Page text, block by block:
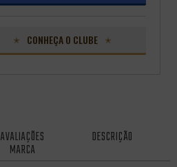
CONHEÇA O CLUBE
AVALIAÇÕES DESCRIÇÃO
MARCA